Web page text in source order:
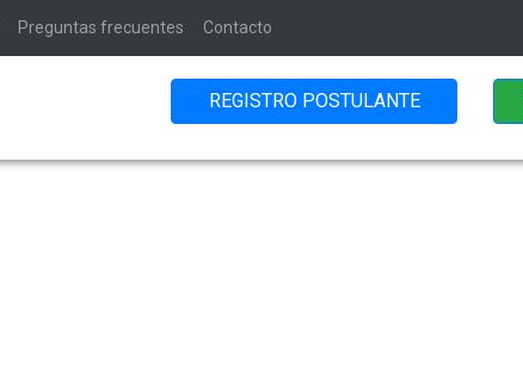
Preguntas frecuentes Contacto
REGISTRO POSTULANTE